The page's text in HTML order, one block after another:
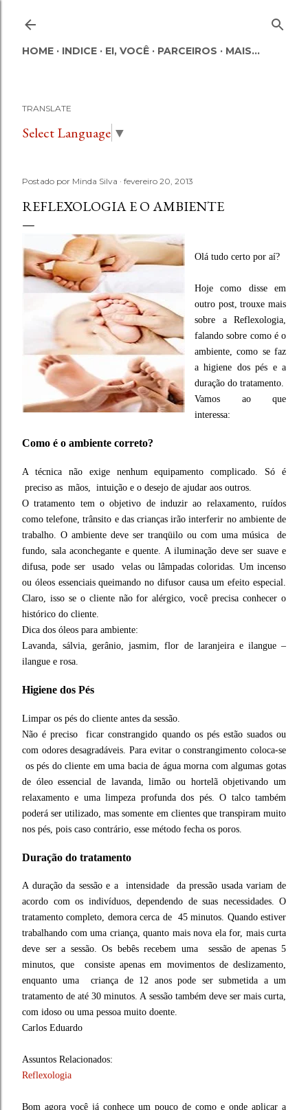
HOME INDICE EI, VOCÊ PARCEIROS MAIS…
TRANSLATE
Select Language ▼
Postado por Minda Silva fevereiro 20, 2013
REFLEXOLOGIA E O AMBIENTE
Olá tudo certo por aí?
Hoje como disse em
outro post, trouxe mais
sobre a Reflexologia,
falando sobre como é o
ambiente, como se faz
a higiene dos pés e a
duração do tratamento.
Vamos ao que
interessa:
Como é o ambiente correto?
A técnica não exige nenhum equipamento complicado. Só é
preciso as mãos, intuição e o desejo de ajudar aos outros.
O tratamento tem o objetivo de induzir ao relaxamento, ruídos
como telefone, trânsito e das crianças irão interferir no ambiente de
trabalho. O ambiente deve ser tranqüilo ou com uma música de
fundo, sala aconchegante e quente. A iluminação deve ser suave e
difusa, pode ser usado velas ou lâmpadas coloridas. Um incenso
ou óleos essenciais queimando no difusor causa um efeito especial.
Claro, isso se o cliente não for alérgico, você precisa conhecer o
histórico do cliente.
Dica dos óleos para ambiente:
Lavanda, sálvia, gerânio, jasmim, flor de laranjeira e ilangue –
ilangue e rosa.
Higiene dos Pés
Limpar os pés do cliente antes da sessão.
Não é preciso ficar constrangido quando os pés estão suados ou
com odores desagradáveis. Para evitar o constrangimento coloca-se
os pés do cliente em uma bacia de água morna com algumas gotas
de óleo essencial de lavanda, limão ou hortelã objetivando um
relaxamento e uma limpeza profunda dos pés. O talco também
poderá ser utilizado, mas somente em clientes que transpiram muito
nos pés, pois caso contrário, esse método fecha os poros.
Duração do tratamento
A duração da sessão e a intensidade da pressão usada variam de
acordo com os indivíduos, dependendo de suas necessidades. O
tratamento completo, demora cerca de 45 minutos. Quando estiver
trabalhando com uma criança, quanto mais nova ela for, mais curta
deve ser a sessão. Os bebês recebem uma sessão de apenas 5
minutos, que consiste apenas em movimentos de deslizamento,
enquanto uma criança de 12 anos pode ser submetida a um
tratamento de até 30 minutos. A sessão também deve ser mais curta,
com idoso ou uma pessoa muito doente.
Carlos Eduardo
Assuntos Relacionados:
Reflexologia
Bom agora você já conhece um pouco de como e onde aplicar a